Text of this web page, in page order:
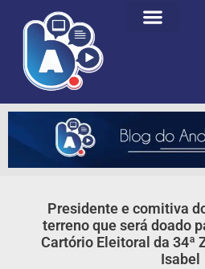
Presidente e comitiva
terreno que será doado
Cartório Eleitoral da 34ª
Isabel